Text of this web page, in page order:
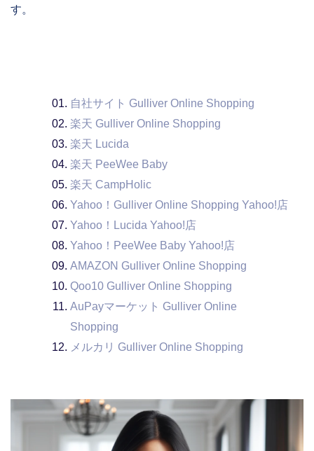
す。
自社サイト Gulliver Online Shopping
楽天 Gulliver Online Shopping
楽天 Lucida
楽天 PeeWee Baby
楽天 CampHolic
Yahoo！Gulliver Online Shopping Yahoo!店
Yahoo！Lucida Yahoo!店
Yahoo！PeeWee Baby Yahoo!店
AMAZON Gulliver Online Shopping
Qoo10 Gulliver Online Shopping
AuPayマーケット Gulliver Online
Shopping
メルカリ Gulliver Online Shopping